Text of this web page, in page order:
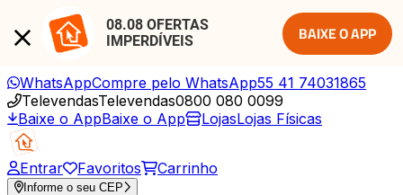
08.08 OFERTAS
IMPERDÍVEIS
BAIXE O APP
WhatsAppCompre pelo WhatsApp55 41 74031865
TelevendasTelevendas0800 080 0099
Baixe o AppBaixe o App LojasLojas Físicas
Entrar Favoritos Carrinho
Informe o seu CEP